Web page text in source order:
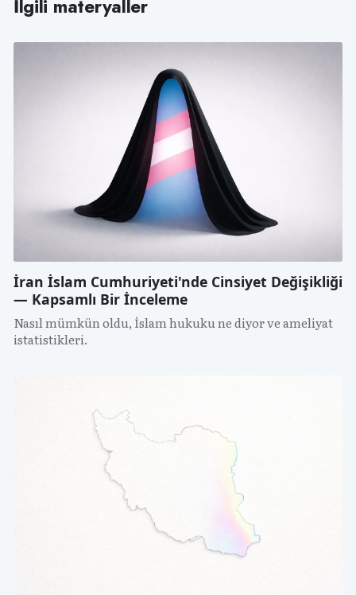
İlgili materyaller
İran İslam Cumhuriyeti'nde Cinsiyet Değişikliği
— Kapsamlı Bir İnceleme
Nasıl mümkün oldu, İslam hukuku ne diyor ve ameliyat
istatistikleri.